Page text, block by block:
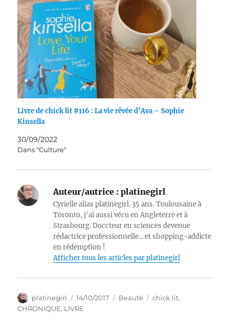
Livre de chick lit #116 : La vie rêvée d’Ava – Sophie
Kinsella
30/09/2022
Dans "Culture"
Auteur/autrice : platinegirl
Cyrielle alias platinegirl. 35 ans. Toulousaine à
Toronto, j'ai aussi vécu en Angleterre et à
Strasbourg. Doccteur en sciences devenue
rédactrice professionnelle... et shopping-addicte
en rédemption !
Afficher tous les articles par platinegirl
Auteur
platinegirl
Publié
le
14/10/2017 Catégories
Beauté Étiquettes
chick lit,
CHRONIQUE, LIVRE